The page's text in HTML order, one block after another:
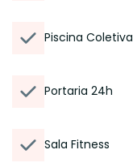
Piscina Coletiva
Portaria 24h
Sala Fitness